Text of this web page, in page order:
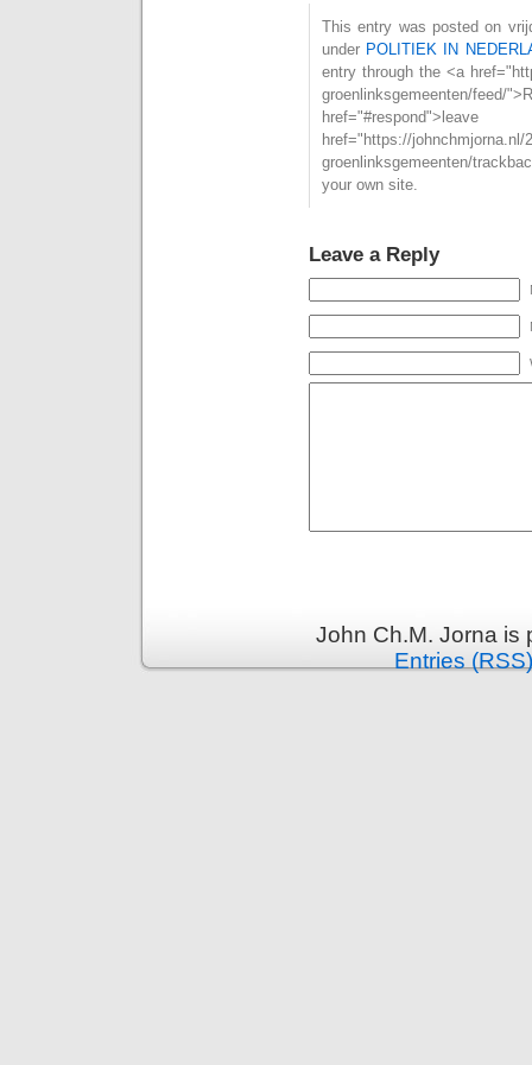
This entry was posted on
under POLITIEK IN
entry through the <a
groenlinksgemeenten/
href="https://johnchmjorna.nl/
groenlinksgemeenten/
your own site.
Leave a Reply
John Ch.M. Jorna
Entries (RSS)